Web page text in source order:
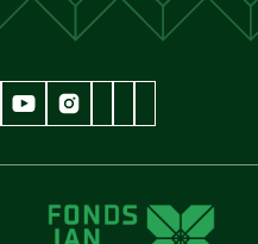
CunenJan Cunen
Museum Jan Cunen
Museum Jan Cunen
googleplus Museum Jan Cunen
youtube Museum Jan Cunen
instagram Museum